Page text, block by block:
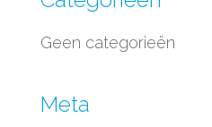
Geen categorieën
Meta